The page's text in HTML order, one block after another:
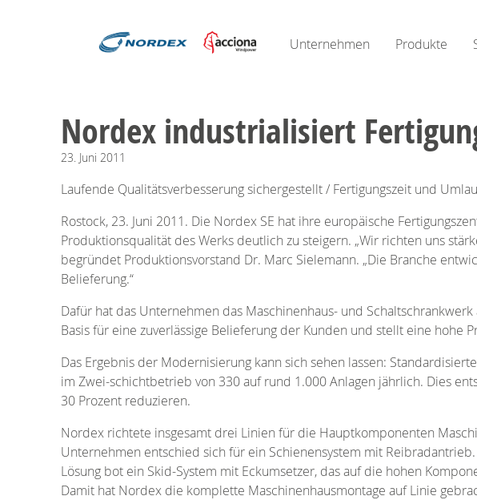
Unternehmen Produkte
Nordex industrialisiert
23. Juni 2011
Laufende Qualitätsverbesserung sichergestellt / Fertigungszeit und
Rostock, 23. Juni 2011. Die Nordex SE hat ihre europäische
Produktionsqualität des Werks deutlich zu steigern. „Wir richten uns
begründet Produktionsvorstand Dr. Marc Sielemann. „Die Branche
Belieferung.“
Dafür hat das Unternehmen das Maschinenhaus- und
Basis für eine zuverlässige Belieferung der Kunden und stellt eine hohe
Das Ergebnis der Modernisierung kann sich sehen lassen:
im Zwei-schichtbetrieb von 330 auf rund 1.000 Anlagen jährlich. Dies
30 Prozent reduzieren.
Nordex richtete insgesamt drei Linien für die Hauptkomponenten
Unternehmen entschied sich für ein Schienensystem mit
Lösung bot ein Skid-System mit Eckumsetzer, das auf die hohen
Damit hat Nordex die komplette Maschinenhausmontage auf Linie